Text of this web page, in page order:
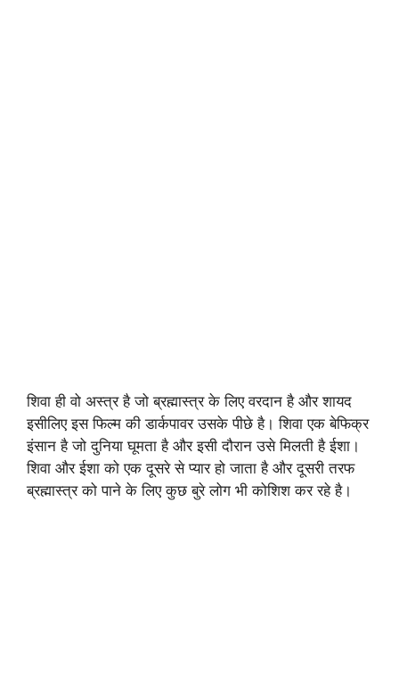
शिवा ही वो अस्त्र है जो ब्रह्मास्त्र के लिए वरदान है और शायद
इसीलिए इस फिल्म की डार्कपावर उसके पीछे है। शिवा एक बेफिक्र
इंसान है जो दुनिया घूमता है और इसी दौरान उसे मिलती है ईशा।
शिवा और ईशा को एक दूसरे से प्यार हो जाता है और दूसरी तरफ
ब्रह्मास्त्र को पाने के लिए कुछ बुरे लोग भी कोशिश कर रहे है।